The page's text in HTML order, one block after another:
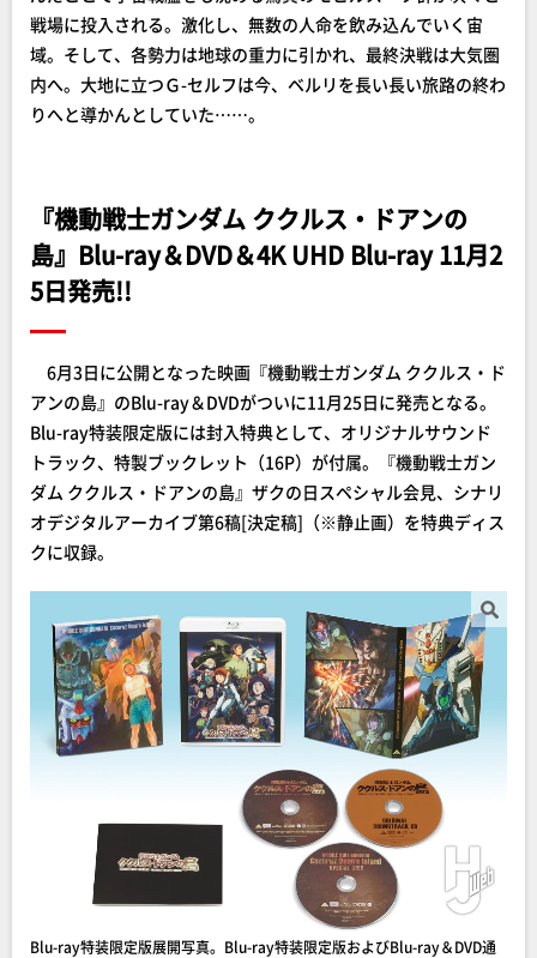
戦場に投入される。激化し、無数の人命を飲み込んでいく宙
域。そして、各勢力は地球の重力に引かれ、最終決戦は大気圏
内へ。大地に立つＧ-セルフは今、ベルリを長い長い旅路の終わ
りへと導かんとしていた……。
『機動戦士ガンダム ククルス・ドアンの
島』Blu-ray＆DVD＆4K UHD Blu-ray 11月2
5日発売!!
6月3日に公開となった映画『機動戦士ガンダム ククルス・ド
アンの島』のBlu-ray＆DVDがついに11月25日に発売となる。
Blu-ray特装限定版には封入特典として、オリジナルサウンド
トラック、特製ブックレット（16P）が付属。『機動戦士ガン
ダム ククルス・ドアンの島』ザクの日スペシャル会見、シナリ
オデジタルアーカイブ第6稿[決定稿]（※静止画）を特典ディス
クに収録。
Blu-ray特装限定版展開写真。Blu-ray特装限定版およびBlu-ray＆DVD通